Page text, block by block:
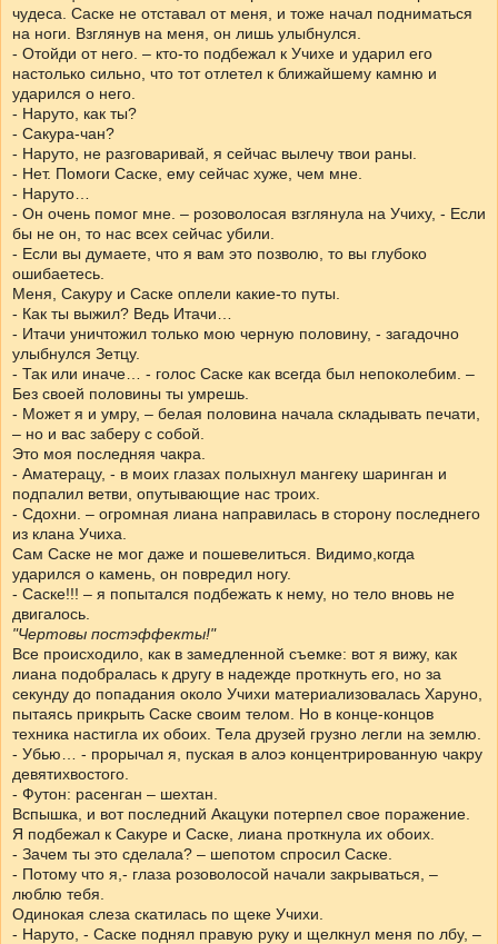
чудеса. Саске не отставал от меня, и тоже начал подниматься
на ноги. Взглянув на меня, он лишь улыбнулся.
- Отойди от него. – кто-то подбежал к Учихе и ударил его
настолько сильно, что тот отлетел к ближайшему камню и
ударился о него.
- Наруто, как ты?
- Сакура-чан?
- Наруто, не разговаривай, я сейчас вылечу твои раны.
- Нет. Помоги Саске, ему сейчас хуже, чем мне.
- Наруто…
- Он очень помог мне. – розоволосая взглянула на Учиху, - Если
бы не он, то нас всех сейчас убили.
- Если вы думаете, что я вам это позволю, то вы глубоко
ошибаетесь.
Меня, Сакуру и Саске оплели какие-то путы.
- Как ты выжил? Ведь Итачи…
- Итачи уничтожил только мою черную половину, - загадочно
улыбнулся Зетцу.
- Так или иначе… - голос Саске как всегда был непоколебим. –
Без своей половины ты умрешь.
- Может я и умру, – белая половина начала складывать печати,
– но и вас заберу с собой.
Это моя последняя чакра.
- Аматерацу, - в моих глазах полыхнул мангеку шаринган и
подпалил ветви, опутывающие нас троих.
- Сдохни. – огромная лиана направилась в сторону последнего
из клана Учиха.
Сам Саске не мог даже и пошевелиться. Видимо,когда
ударился о камень, он повредил ногу.
- Саске!!! – я попытался подбежать к нему, но тело вновь не
двигалось.
"Чертовы постэффекты!"
Все происходило, как в замедленной съемке: вот я вижу, как
лиана подобралась к другу в надежде проткнуть его, но за
секунду до попадания около Учихи материализовалась Харуно,
пытаясь прикрыть Саске своим телом. Но в конце-концов
техника настигла их обоих. Тела друзей грузно легли на землю.
- Убью… - прорычал я, пуская в алоэ концентрированную чакру
девятихвостого.
- Футон: расенган – шехтан.
Вспышка, и вот последний Акацуки потерпел свое поражение.
Я подбежал к Сакуре и Саске, лиана проткнула их обоих.
- Зачем ты это сделала? – шепотом спросил Саске.
- Потому что я,- глаза розоволосой начали закрываться, –
люблю тебя.
Одинокая слеза скатилась по щеке Учихи.
- Наруто, - Саске поднял правую руку и щелкнул меня по лбу, –